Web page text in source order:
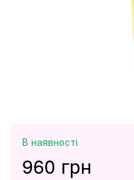
В наявності
960 грн